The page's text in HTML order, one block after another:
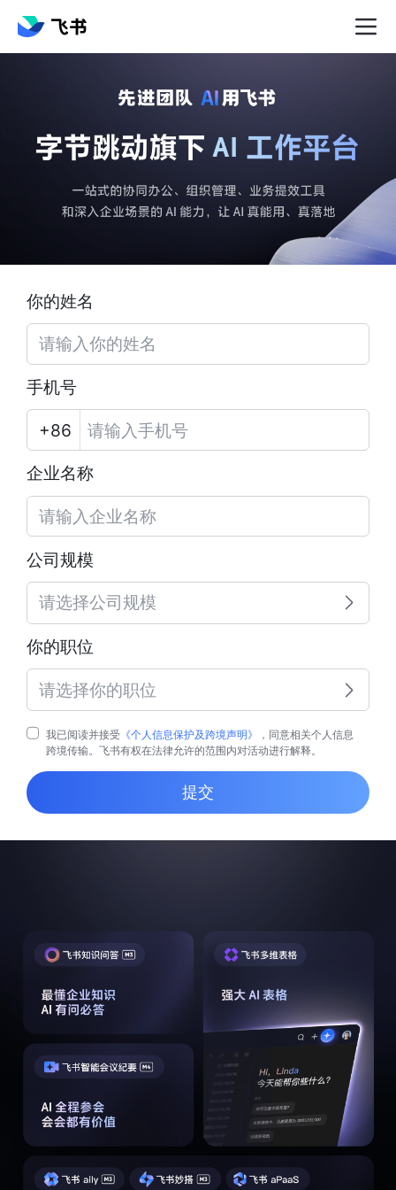
你的姓名
手机号
企业名称
公司规模
请选择公司规模
你的职位
请选择你的职位
我已阅读并接受 《个人信息保护及跨境声明》
，同意相关个人信息
跨境传输。飞书有权在法律允许的范围内对活动进行解释。
提交